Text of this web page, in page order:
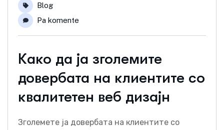
Blog
Pa komente
Како да ја зголемите
довербата на клиентите со
квалитетен веб дизајн
Зголемете ја довербата на клиентите со